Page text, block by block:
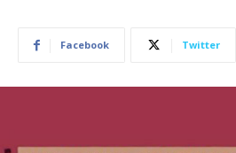
Facebook Twitter